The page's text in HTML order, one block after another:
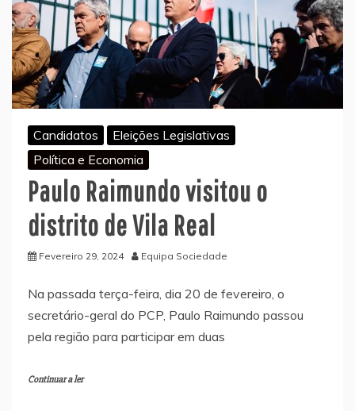
Candidatos
Eleições Legislativas
Política e Economia
Paulo Raimundo visitou o
distrito de Vila Real
Fevereiro 29, 2024 Equipa Sociedade
Na passada terça-feira, dia 20 de fevereiro, o
secretário-geral do PCP, Paulo Raimundo passou
pela região para participar em duas
Continuar a ler